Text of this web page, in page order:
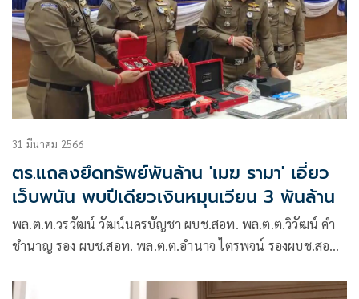
31 มีนาคม 2566
ตร.แถลงยึดทรัพย์พันล้าน 'เมฆ รามา' เอี่ยว
เว็บพนัน พบปีเดียวเงินหมุนเวียน 3 พันล้าน
พล.ต.ท.วรวัฒน์ วัฒน์นครบัญชา ผบช.สอท. พล.ต.ต.วิวัฒน์ คำ
ชำนาญ รอง ผบช.สอท. พล.ต.ต.อำนาจ ไตรพจน์ รองผบช.สอท.
คล้ายคลึง ผบก.สอท.1 พ.ต.อ.เดชรพี คงดี รอง ผบก.ตอท.